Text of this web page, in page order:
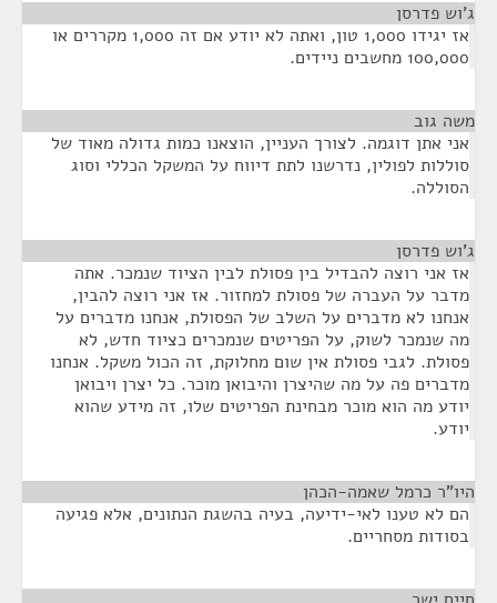
ג'וש פדרסן
אז יגידו 1,000 טון, ואתה לא יודע אם זה 1,000 מקררים או
100,000 מחשבים ניידים.
משה גוב
אני אתן דוגמה. לצורך העניין, הוצאנו כמות גדולה מאוד של
סוללות לפולין, נדרשנו לתת דיווח על המשקל הכללי וסוג
הסוללה.
ג'וש פדרסן
אז אני רוצה להבדיל בין פסולת לבין הציוד שנמכר. אתה
מדבר על העברה של פסולת למחזור. אז אני רוצה להבין,
אנחנו לא מדברים על השלב של הפסולת, אנחנו מדברים על
מה שנמכר לשוק, על הפריטים שנמכרים כציוד חדש, לא
פסולת. לגבי פסולת אין שום מחלוקת, זה הכול משקל. אנחנו
מדברים פה על מה שהיצרן והיבואן מוכר. כל יצרן ויבואן
יודע מה הוא מוכר מבחינת הפריטים שלו, זה מידע שהוא
יודע.
היו"ר כרמל שאמה-הכהן
הם לא טענו לאי-ידיעה, בעיה בהשגת הנתונים, אלא פגיעה
בסודות מסחריים.